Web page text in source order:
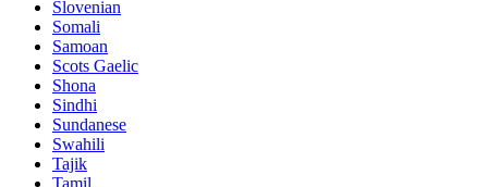
Slovenian
Somali
Samoan
Scots Gaelic
Shona
Sindhi
Sundanese
Swahili
Tajik
Tamil